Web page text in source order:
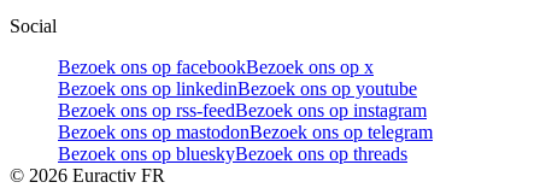
Social
Bezoek ons op facebookBezoek ons op x
Bezoek ons op linkedinBezoek ons op youtube
Bezoek ons op rss-feedBezoek ons op instagram
Bezoek ons op mastodonBezoek ons op telegram
Bezoek ons op blueskyBezoek ons op threads
© 2026 Euractiv FR